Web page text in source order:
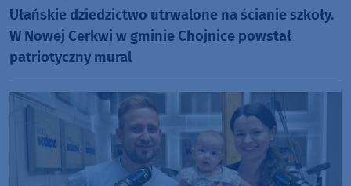
Ułańskie dziedzictwo utrwalone na ścianie szkoły.
W Nowej Cerkwi w gminie Chojnice powstał
patriotyczny mural